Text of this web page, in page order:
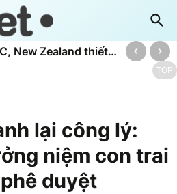
Nhiệt độ xuống -7,2°C, New Zealand thiết lập kỷ lục tiêu thụ điện mới
TOP
lại công lý:
niệm con trai
duyệt